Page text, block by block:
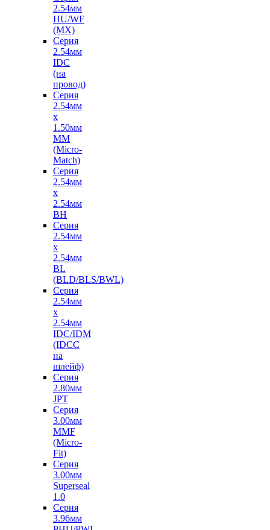
2.54мм
HU/WF
(MX)
Серия
2.54мм
IDC
(на
провод)
Серия
2.54мм
х
1.50мм
MM
(Micro-
Match)
Серия
2.54мм
х
2.54мм
BH
Серия
2.54мм
х
2.54мм
BL
(BLD/BLS/BWL)
Серия
2.54мм
х
2.54мм
IDC/IDM
(IDCC
на
шлейф)
Серия
2.80мм
JPT
Серия
3.00мм
MMF
(Micro-
Fit)
Серия
3.00мм
Superseal
1.0
Серия
3.96мм